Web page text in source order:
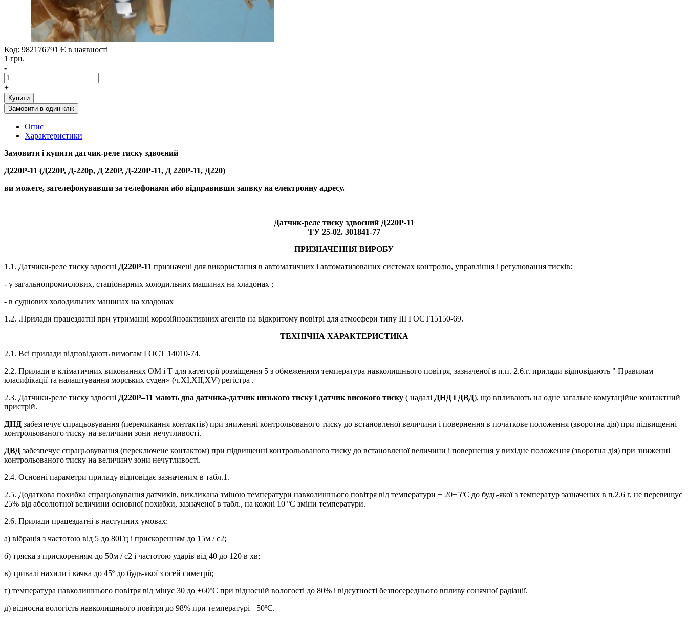
Код: 982176791 Є в наявності
1 грн.
-
+
Купити
Замовити в один клік
Опис
Характеристики
Замовити і купити датчик-реле тиску здвоєний
Д220Р-11 (Д220Р, Д-220р, Д 220Р, Д-220Р-11, Д 220Р-11, Д220)
ви можете, зателефонувавши за телефонами або відправивши заявку на електронну адресу.
Датчик-реле тиску здвоєний Д220Р-11
ТУ 25-02. 301841-77
ПРИЗНАЧЕННЯ ВИРОБУ
1.1. Датчики-реле тиску здвоєні Д220Р-11 призначені для використання в автоматичних і автоматизованих системах контролю, управління і регулювання тисків:
- у загальнопромислових, стаціонарних холодильних машинах на хладонах ;
- в суднових холодильних машинах на хладонах
1.2. .Прилади працездатні при утриманні корозійноактивних агентів на відкритому повітрі для атмосфери типу III ГОСТ15150-69.
ТЕХНІЧНА ХАРАКТЕРИСТИКА
2.1. Всі прилади відповідають вимогам ГОСТ 14010-74.
2.2. Прилади в кліматичних виконаннях ОМ і Т для категорії розміщення 5 з обмеженням температура навколишнього повітря, зазначеної в п.п. 2.6.г. прилади відповідають " Правилам
класифікації та налаштування морських суден» (ч.XI,XII,XV) регістра .
2.3. Датчики-реле тиску здвоєні Д220Р–11 мають два датчика-датчик низького тиску і датчик високого тиску ( надалі ДНД і ДВД), що впливають на одне загальне комутаційне контактний
пристрій.
ДНД забезпечує спрацьовування (перемикання контактів) при зниженні контрольованого тиску до встановленої величини і повернення в початкове положення (зворотна дія) при підвищенні
контрольованого тиску на величини зони нечутливості.
ДВД забезпечує спрацьовування (переключене контактом) при підвищенні контрольованого тиску до встановленої величини і повернення у вихідне положення (зворотна дія) при зниженні
контрольованого тиску на величину зони нечутливості.
2.4. Основні параметри приладу відповідає зазначеним в табл.1.
2.5. Додаткова похибка спрацьовування датчиків, викликана зміною температури навколишнього повітря від температури + 20±5ºС до будь-якої з температур зазначених в п.2.6 г, не перевищує
25% від абсолютної величини основної похибки, зазначеної в табл., на кожні 10 ºС зміни температури.
2.6. Прилади працездатні в наступних умовах:
а) вібрація з частотою від 5 до 80Гц і прискоренням до 15м / с2;
б) тряска з прискоренням до 50м / с2 і частотою ударів від 40 до 120 в хв;
в) тривалі нахили і качка до 45º до будь-якої з осей симетрії;
г) температура навколишнього повітря від мінус 30 до +60ºС при відносній вологості до 80% і відсутності безпосереднього впливу сонячної радіації.
д) відносна вологість навколишнього повітря до 98% при температурі +50ºС.